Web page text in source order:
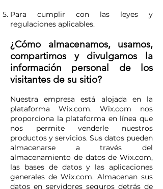
Para cumplir con las leyes y
regulaciones aplicables.
¿Cómo almacenamos, usamos,
compartimos y divulgamos la
información personal de los
visitantes de su sitio?
Nuestra empresa está alojada en la
plataforma Wix.com. Wix.com nos
proporciona la plataforma en línea que
nos permite venderle nuestros
productos y servicios. Sus datos pueden
almacenarse a través del
almacenamiento de datos de Wix.com,
las bases de datos y las aplicaciones
generales de Wix.com. Almacenan sus
datos en servidores seguros detrás de